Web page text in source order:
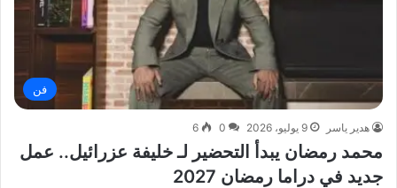
فن
هدير ياسر 9 يوليو، 2026 0
6
محمد رمضان يبدأ التحضير لـ خليفة عزرائيل.. عمل
جديد في دراما رمضان 2027